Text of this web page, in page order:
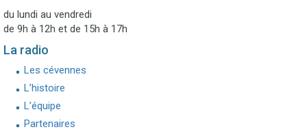
du lundi au vendredi
de 9h à 12h et de 15h à 17h
La radio
Les cévennes
L’histoire
L’équipe
Partenaires